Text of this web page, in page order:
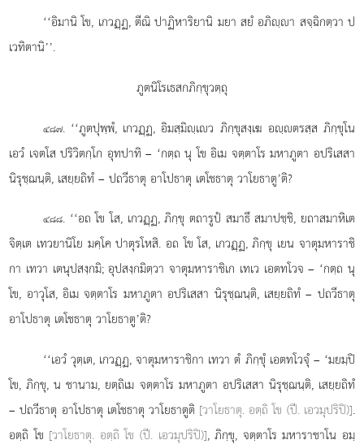
‘‘อิมานิ โข, เกวฏฺฏ, ตีณิ ปาฏิหาริยานิ มยา สยํ อภิฺา สจฺฉิกตฺวา ป
เวทิตานิ’’.
ภูตนิโรเธสกภิกฺขุวตฺถุ
๔๘๗. ‘‘ภูตปุพฺพํ, เกวฏฺฏ, อิมสฺมิฺเว ภิกฺขุสงฺเฆ อฺตรสฺส ภิกฺขุโน
เอวํ เจตโส ปริวิตกฺโก อุทปาทิ – ‘กตฺถ นุ โข อิเม จตฺตาโร มหาภูตา อปริเสสา
นิรุชฺฌนฺติ, เสยฺยถิทํ – ปถวีธาตุ อาโปธาตุ เตโชธาตุ วาโยธาตู’ติ?
๔๘๘. ‘‘อถ โข โส, เกวฏฺฏ, ภิกฺขุ ตถารูปํ สมาธึ สมาปชฺชิ, ยถาสมาหิเต
จิตฺเต เทวยานิโย มคฺโค ปาตุรโหสิ. อถ โข โส, เกวฏฺฏ, ภิกฺขุ เยน จาตุมหาราชิ
กา เทวา เตนุปสงฺกมิ; อุปสงฺกมิตฺวา จาตุมหาราชิเก เทเว เอตทโวจ – ‘กตฺถ นุ
โข, อาวุโส, อิเม จตฺตาโร มหาภูตา อปริเสสา นิรุชฺฌนฺติ, เสยฺยถิทํ – ปถวีธาตุ
อาโปธาตุ เตโชธาตุ วาโยธาตู’ติ?
‘‘เอวํ วุตฺเต, เกวฏฺฏ, จาตุมหาราชิกา เทวา ตํ ภิกฺขุํ เอตทโวจุํ – ‘มยมฺปิ
โข, ภิกฺขุ, น ชานาม, ยตฺถิเม จตฺตาโร มหาภูตา อปริเสสา นิรุชฺฌนฺติ, เสยฺยถิทํ
– ปถวีธาตุ อาโปธาตุ เตโชธาตุ วาโยธาตูติ [วาโยธาตุ. อตฺถิ โข (ปี. เอวมุปริปิ)].
อตฺถิ โข [วาโยธาตุ. อตฺถิ โข (ปี. เอวมุปริปิ)], ภิกฺขุ, จตฺตาโร มหาราชาโน อมฺ